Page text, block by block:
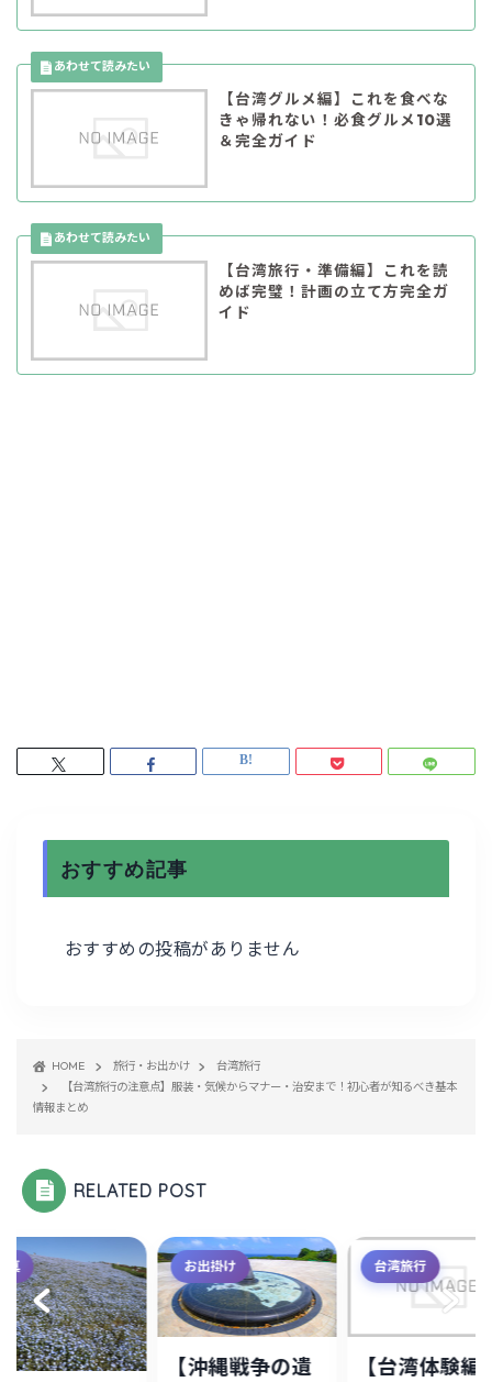
【台湾グルメ編】これを食べな
きゃ帰れない！必食グルメ10選
＆完全ガイド
【台湾旅行・準備編】これを読
めば完璧！計画の立て方完全ガ
イド
おすすめ記事
おすすめの投稿がありません
HOME 旅行・お出かけ
台湾旅行
【台湾旅行の注意点】服装・気候からマナー・治安まで！初心者が知るべき基本
情報まとめ
RELATED POST
真 お出掛け
【沖縄戦争の遺
台湾旅行
【台湾体験編